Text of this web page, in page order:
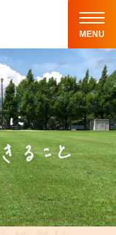
MENU